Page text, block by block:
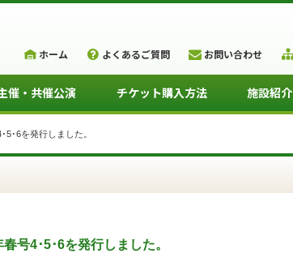
ホーム よくあるご質問 お問い合わせ
催・共催公演 チケット購入方法 施設紹介
5･6を発行しました。
号4･5･6を発行しました。